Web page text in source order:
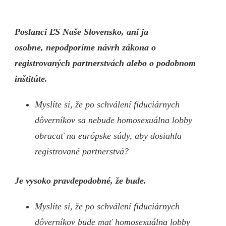
Poslanci ĽS Naše Slovensko, ani ja
osobne, nepodporíme návrh zákona o
registrovaných partnerstvách alebo o podobnom
inštitúte.
Myslíte si, že po schválení fiduciárnych
dôverníkov sa nebude homosexuálna lobby
obracať na európske súdy, aby dosiahla
registrované partnerstvá?
Je vysoko pravdepodobné, že bude.
Myslíte si, že po schválení fiduciárnych
dôverníkov bude mať homosexuálna lobby